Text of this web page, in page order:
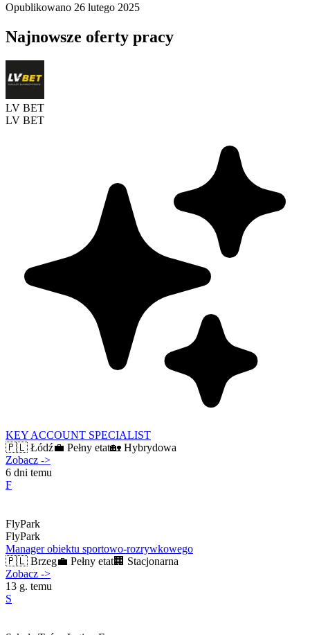
Opublikowano 26 lutego 2025
Najnowsze oferty pracy
LV BET
LV BET
KEY ACCOUNT SPECIALIST
🇵🇱 Łódź💼 Pełny etat🏡 Hybrydowa
Zobacz ->
6 dni temu
F
FlyPark
FlyPark
Manager obiektu sportowo-rozrywkowego
🇵🇱 Brzeg💼 Pełny etat🏢 Stacjonarna
Zobacz ->
13 g. temu
S